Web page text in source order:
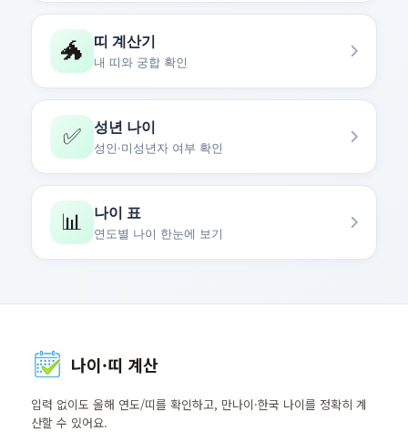
🐲 띠 계산기
내 띠와 궁합 확인
✅ 성년 나이
성인·미성년자 여부 확인
📊 나이 표
연도별 나이 한눈에 보기
나이·띠 계산
입력 없이도 올해 연도/띠를 확인하고, 만나이·한국 나이를 정확히 계
산할 수 있어요.